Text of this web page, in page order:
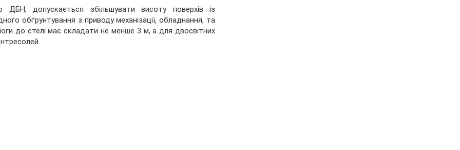
ДБН, допускається збільшувати висоту поверхів із
обґрунтування з приводу механізації, обладнання, та
до стелі має складати не менше 3 м, а для двосвітних